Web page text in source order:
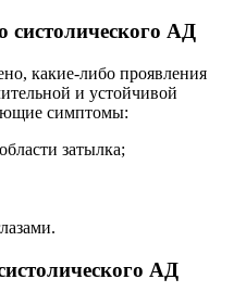
АД
какие-либо проявления
и устойчивой
симптомы:
затылка;
АД